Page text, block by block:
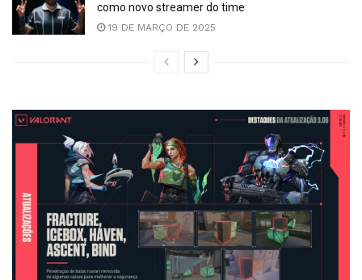
como novo streamer do time
19 DE MARÇO DE 2025